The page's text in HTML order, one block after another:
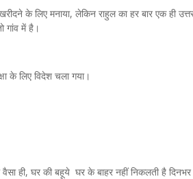
के लिए मनाया, लेकिन राहुल का हर बार एक ही उत्तर
गांव में है।
के लिए विदेश चला गया।
ही, घर की बहूये घर के बाहर नहीं निकलती है